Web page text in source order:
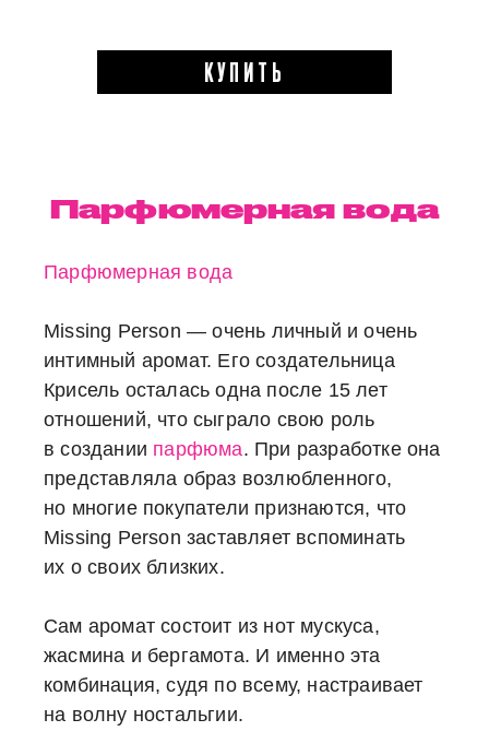
КУПИТЬ
Парфюмерная вода
Парфюмерная вода
Missing Person — очень личный и очень
интимный аромат. Его создательница
Крисель осталась одна после 15 лет
отношений, что сыграло свою роль
в создании парфюма. При разработке она
представляла образ возлюбленного,
но многие покупатели признаются, что
Missing Person заставляет вспоминать
их о своих близких.
Сам аромат состоит из нот мускуса,
жасмина и бергамота. И именно эта
комбинация, судя по всему, настраивает
на волну ностальгии.